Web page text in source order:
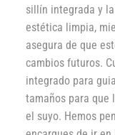
sillín integrada y
estética limpia,
asegura de que
cambios futuros.
integrado para
tamaños para que
el suyo. Hemos